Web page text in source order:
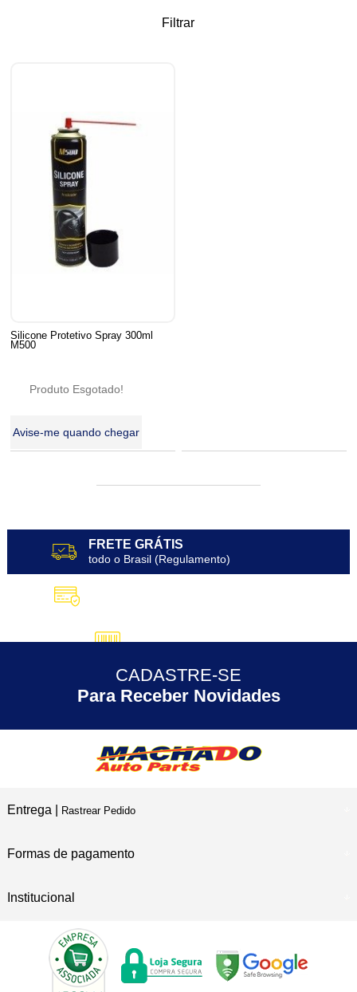
Filtrar
Silicone Protetivo Spray 300ml
M500
Produto Esgotado!
Avise-me quando chegar
FRETE GRÁTIS
todo o Brasil (Regulamento)
5% DESCONTO no Pix
30 ANOS
CADASTRE-SE
Para Receber Novidades
Entrega | Rastrear Pedido
Formas de pagamento
Institucional